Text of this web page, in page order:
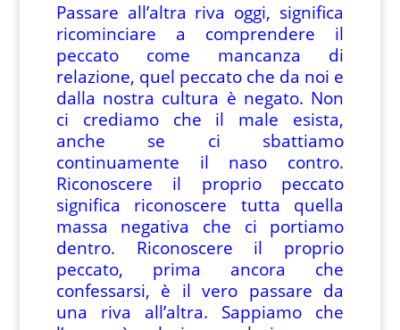
Passare all’altra riva oggi, significa
ricominciare a comprendere il
peccato come mancanza di
relazione, quel peccato che da noi e
dalla nostra cultura è negato. Non
ci crediamo che il male esista,
anche se ci sbattiamo
continuamente il naso contro.
Riconoscere il proprio peccato
significa riconoscere tutta quella
massa negativa che ci portiamo
dentro. Riconoscere il proprio
peccato, prima ancora che
confessarsi, è il vero passare da
una riva all’altra. Sappiamo che